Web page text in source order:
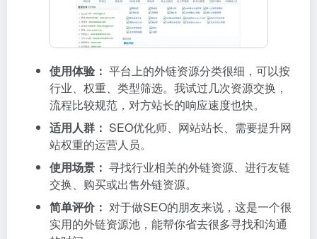
使用体验： 平台上的外链资源分类很细，可以按
行业、权重、类型筛选。我试过几次资源交换，
流程比较规范，对方站长的响应速度也快。
适用人群： SEO优化师、网站站长、需要提升网
站权重的运营人员。
使用场景： 寻找行业相关的外链资源、进行友链
交换、购买或出售外链资源。
简单评价： 对于做SEO的朋友来说，这是一个很
实用的外链资源池，能帮你省去很多寻找和沟通